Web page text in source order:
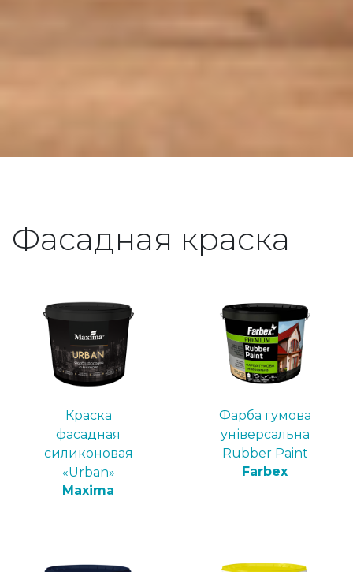
Фасадная краска
Краска
фасадная
силиконовая
«Urban»
Maxima
Фарба гумова
універсальна
Rubber Paint
Farbex